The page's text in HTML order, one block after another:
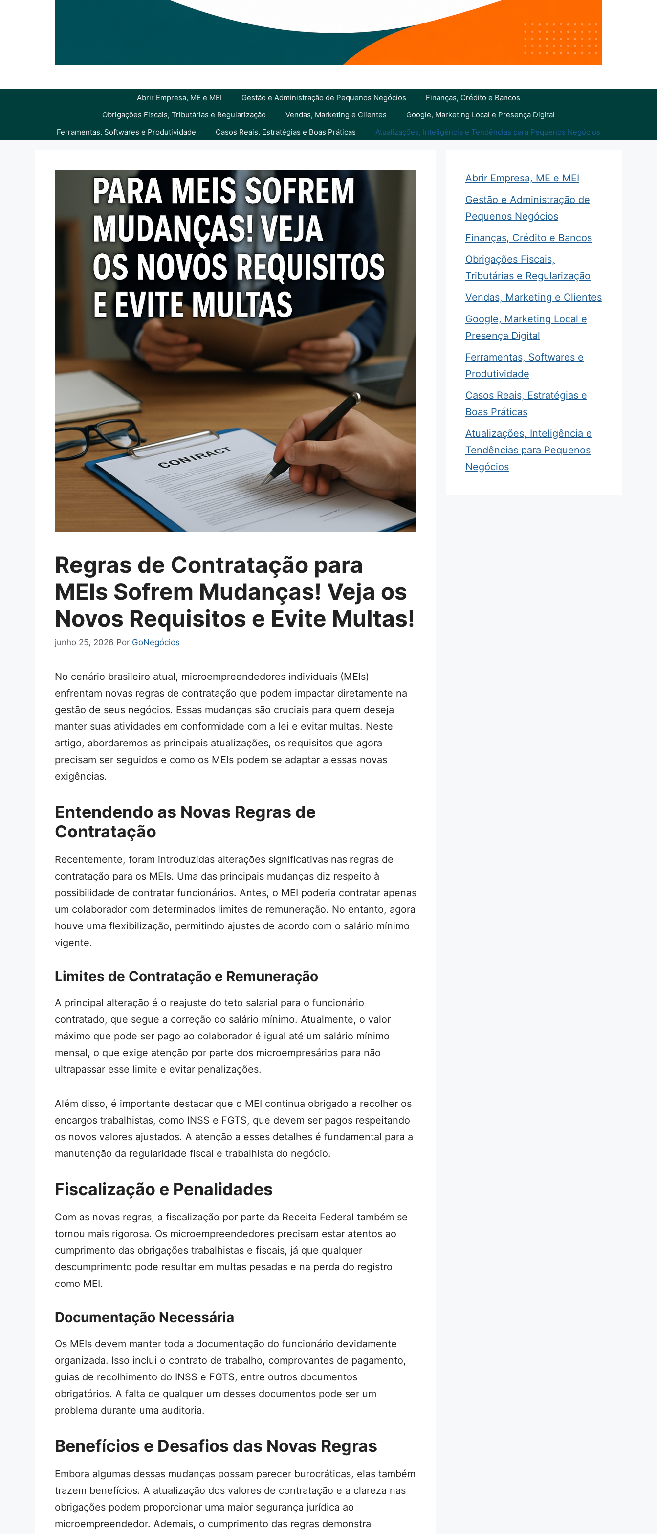
Abrir Empresa, ME e MEI Gestão e Administração de Pequenos Negócios
Finanças, Crédito e Bancos
Obrigações Fiscais, Tributárias e Regularização
Vendas, Marketing e Clientes
Google, Marketing Local e Presença Digital
Ferramentas, Softwares e Produtividade
Casos Reais, Estratégias e Boas Práticas Atualizações, Inteligência e Tendências para Pequenos Negócios
Regras de Contratação para
MEIs Sofrem Mudanças! Veja os
Novos Requisitos e Evite Multas!
junho 25, 2026 Por GoNegócios
No cenário brasileiro atual, microempreendedores individuais (MEIs)
enfrentam novas regras de contratação que podem impactar diretamente na
gestão de seus negócios. Essas mudanças são cruciais para quem deseja
manter suas atividades em conformidade com a lei e evitar multas. Neste
artigo, abordaremos as principais atualizações, os requisitos que agora
precisam ser seguidos e como os MEIs podem se adaptar a essas novas
exigências.
Entendendo as Novas Regras de
Contratação
Recentemente, foram introduzidas alterações significativas nas regras de
contratação para os MEIs. Uma das principais mudanças diz respeito à
possibilidade de contratar funcionários. Antes, o MEI poderia contratar apenas
um colaborador com determinados limites de remuneração. No entanto, agora
houve uma flexibilização, permitindo ajustes de acordo com o salário mínimo
vigente.
Limites de Contratação e Remuneração
A principal alteração é o reajuste do teto salarial para o funcionário
contratado, que segue a correção do salário mínimo. Atualmente, o valor
máximo que pode ser pago ao colaborador é igual até um salário mínimo
mensal, o que exige atenção por parte dos microempresários para não
ultrapassar esse limite e evitar penalizações.
Além disso, é importante destacar que o MEI continua obrigado a recolher os
encargos trabalhistas, como INSS e FGTS, que devem ser pagos respeitando
os novos valores ajustados. A atenção a esses detalhes é fundamental para a
manutenção da regularidade fiscal e trabalhista do negócio.
Fiscalização e Penalidades
Com as novas regras, a fiscalização por parte da Receita Federal também se
tornou mais rigorosa. Os microempreendedores precisam estar atentos ao
cumprimento das obrigações trabalhistas e fiscais, já que qualquer
descumprimento pode resultar em multas pesadas e na perda do registro
como MEI.
Documentação Necessária
Os MEIs devem manter toda a documentação do funcionário devidamente
organizada. Isso inclui o contrato de trabalho, comprovantes de pagamento,
guias de recolhimento do INSS e FGTS, entre outros documentos
obrigatórios. A falta de qualquer um desses documentos pode ser um
problema durante uma auditoria.
Benefícios e Desafios das Novas Regras
Embora algumas dessas mudanças possam parecer burocráticas, elas também
trazem benefícios. A atualização dos valores de contratação e a clareza nas
obrigações podem proporcionar uma maior segurança jurídica ao
microempreendedor. Ademais, o cumprimento das regras demonstra
Abrir Empresa, ME e MEI
Gestão e Administração de
Pequenos Negócios
Finanças, Crédito e Bancos
Obrigações Fiscais,
Tributárias e Regularização
Vendas, Marketing e Clientes
Google, Marketing Local e
Presença Digital
Ferramentas, Softwares e
Produtividade
Casos Reais, Estratégias e
Boas Práticas
Atualizações, Inteligência e
Tendências para Pequenos
Negócios